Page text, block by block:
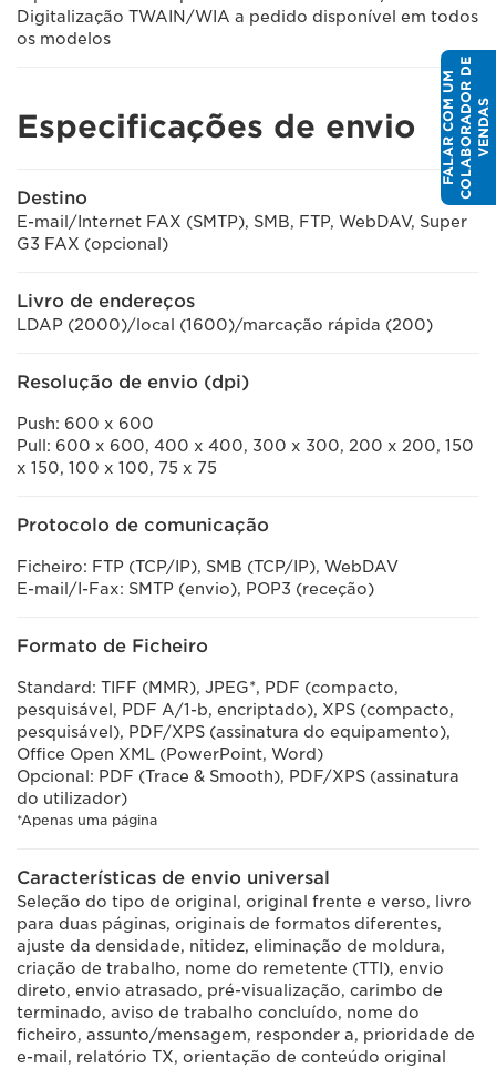
Digitalização TWAIN/WIA a pedido disponível em todos
os modelos
Especificações de envio
Destino
E-mail/Internet FAX (SMTP), SMB, FTP, WebDAV, Super
G3 FAX (opcional)
Livro de endereços
LDAP (2000)/local (1600)/marcação rápida (200)
Resolução de envio (dpi)
Push: 600 x 600
Pull: 600 x 600, 400 x 400, 300 x 300, 200 x 200, 150
x 150, 100 x 100, 75 x 75
Protocolo de comunicação
Ficheiro: FTP (TCP/IP), SMB (TCP/IP), WebDAV
E-mail/I-Fax: SMTP (envio), POP3 (receção)
Formato de Ficheiro
Standard: TIFF (MMR), JPEG*, PDF (compacto,
pesquisável, PDF A/1-b, encriptado), XPS (compacto,
pesquisável), PDF/XPS (assinatura do equipamento),
Office Open XML (PowerPoint, Word)
Opcional: PDF (Trace & Smooth), PDF/XPS (assinatura
do utilizador)
*Apenas uma página
Características de envio universal
Seleção do tipo de original, original frente e verso, livro
para duas páginas, originais de formatos diferentes,
ajuste da densidade, nitidez, eliminação de moldura,
criação de trabalho, nome do remetente (TTI), envio
direto, envio atrasado, pré-visualização, carimbo de
terminado, aviso de trabalho concluído, nome do
ficheiro, assunto/mensagem, responder a, prioridade de
e-mail, relatório TX, orientação de conteúdo original
F
A
L
A
R
C
O M
U
M
C
O
L
A
B
O
R
A
D
O
R
DE
V
E
N
D
A S